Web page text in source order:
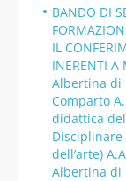
BANDO DI
IL
INERENTI A
Albertina di
Comparto
didattica
Disciplinare
dell’arte)
Albertina di